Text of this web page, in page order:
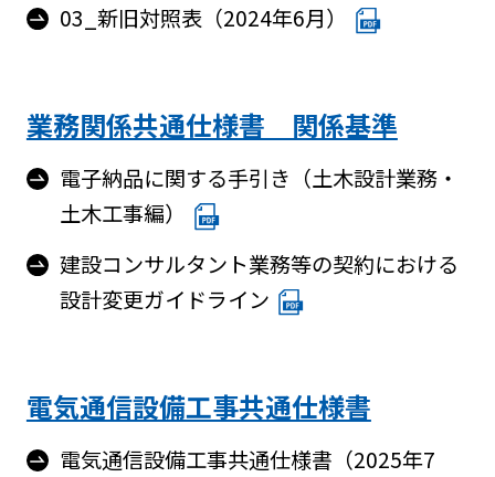
03_新旧対照表（2024年6月）
業務関係共通仕様書 関係基準
電子納品に関する手引き（土木設計業務・
土木工事編）
建設コンサルタント業務等の契約における
設計変更ガイドライン
電気通信設備工事共通仕様書
電気通信設備工事共通仕様書（2025年7